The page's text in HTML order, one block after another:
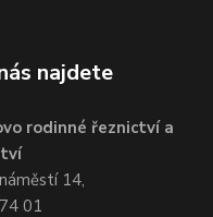
najdete
rodinné řeznictví a
14,
01